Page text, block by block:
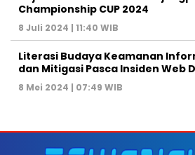
Championship CUP 2024
8 Juli 2024 | 11:40 WIB
Literasi Budaya Keamanan
dan Mitigasi Pasca Insiden Web
8 Mei 2024 | 07:49 WIB